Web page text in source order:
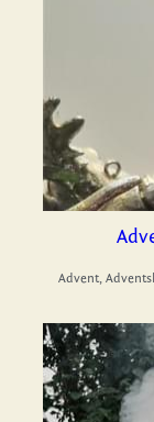
Advent,